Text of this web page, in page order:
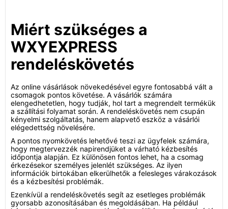
Miért szükséges a
WXYEXPRESS
rendeléskövetés
Az online vásárlások növekedésével egyre fontosabbá vált a
csomagok pontos követése. A vásárlók számára
elengedhetetlen, hogy tudják, hol tart a megrendelt termékük
a szállítási folyamat során. A rendeléskövetés nem csupán
kényelmi szolgáltatás, hanem alapvető eszköz a vásárlói
elégedettség növelésére.
A pontos nyomkövetés lehetővé teszi az ügyfelek számára,
hogy megtervezzék napirendjüket a várható kézbesítés
időpontja alapján. Ez különösen fontos lehet, ha a csomag
érkezésekor személyes jelenlét szükséges. Az ilyen
információk birtokában elkerülhetők a felesleges várakozások
és a kézbesítési problémák.
Ezenkívül a rendeléskövetés segít az esetleges problémák
gyorsabb azonosításában és megoldásában. Ha például